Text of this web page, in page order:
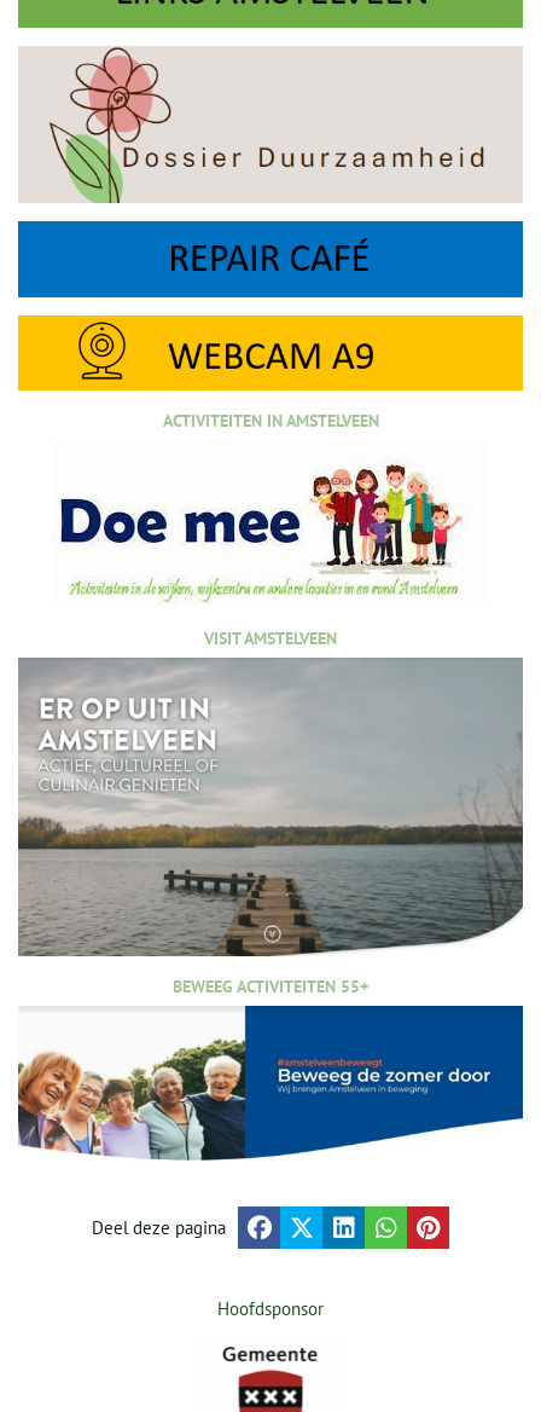
ACTIVITEITEN IN AMSTELVEEN
VISIT AMSTELVEEN
BEWEEG ACTIVITEITEN 55+
Deel deze pagina
Hoofdsponsor